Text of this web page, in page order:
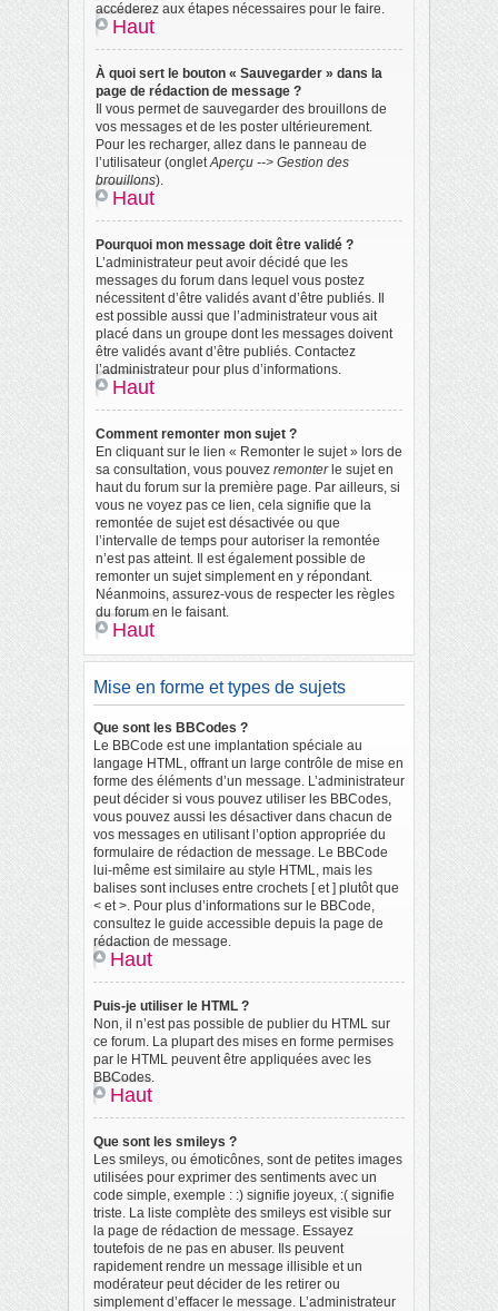
accéderez aux étapes nécessaires pour le faire.
Haut
À quoi sert le bouton « Sauvegarder » dans la
page de rédaction de message ?
Il vous permet de sauvegarder des brouillons de
vos messages et de les poster ultérieurement.
Pour les recharger, allez dans le panneau de
l’utilisateur (ongletAperçu --> Gestion des
brouillons).
Haut
Pourquoi mon message doit être validé ?
L’administrateur peut avoir décidé que les
messages du forum dans lequel vous postez
nécessitent d’être validés avant d’être publiés. Il
est possible aussi que l’administrateur vous ait
placé dans un groupe dont les messages doivent
être validés avant d’être publiés. Contactez
l’administrateur pour plus d’informations.
Haut
Comment remonter mon sujet ?
En cliquant sur le lien « Remonter le sujet » lors de
sa consultation, vous pouvez remonterle sujet en
haut du forum sur la première page. Par ailleurs, si
vous ne voyez pas ce lien, cela signifie que la
remontée de sujet est désactivée ou que
l’intervalle de temps pour autoriser la remontée
n’est pas atteint. Il est également possible de
remonter un sujet simplement en y répondant.
Néanmoins, assurez-vous de respecter les règles
du forum en le faisant.
Haut
Mise en forme et types de sujets
Que sont les BBCodes ?
Le BBCode est une implantation spéciale au
langage HTML, offrant un large contrôle de mise en
forme des éléments d’un message. L’administrateur
peut décider si vous pouvez utiliser les BBCodes,
vous pouvez aussi les désactiver dans chacun de
vos messages en utilisant l’option appropriée du
formulaire de rédaction de message. Le BBCode
lui-même est similaire au style HTML, mais les
balises sont incluses entre crochets [ et ] plutôt que
< et >. Pour plus d’informations sur le BBCode,
consultez le guide accessible depuis la page de
rédaction de message.
Haut
Puis-je utiliser le HTML ?
Non, il n’est pas possible de publier du HTML sur
ce forum. La plupart des mises en forme permises
par le HTML peuvent être appliquées avec les
BBCodes.
Haut
Que sont les smileys ?
Les smileys, ou émoticônes, sont de petites images
utilisées pour exprimer des sentiments avec un
code simple, exemple : :) signifie joyeux, :( signifie
triste. La liste complète des smileys est visible sur
la page de rédaction de message. Essayez
toutefois de ne pas en abuser. Ils peuvent
rapidement rendre un message illisible et un
modérateur peut décider de les retirer ou
simplement d’effacer le message. L’administrateur